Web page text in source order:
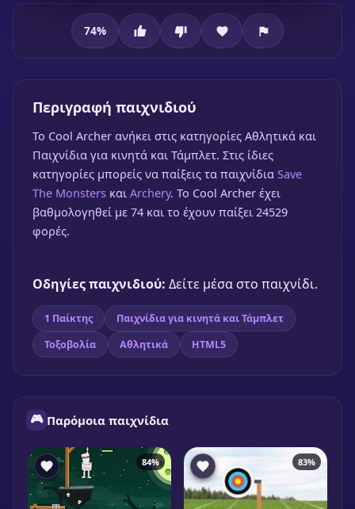
★74%🎮 1 Παίκτης
Παίξε δωρεάν
74%
Περιγραφή παιχνιδιού
To Cool Archer ανήκει στις κατηγορίες Αθλητικά και
Παιχνίδια για κινητά και Τάμπλετ. Στις ίδιες
κατηγορίες μπορείς να παίξεις τα παιχνίδια Save
The Monsters και Archery. Το Cool Archer έχει
βαθμολογηθεί με 74 και το έχουν παίξει 24529
φορές.
Οδηγίες παιχνιδιού: Δείτε μέσα στο παιχνίδι.
1 Παίκτης
Παιχνίδια για κινητά και Τάμπλετ
Τοξοβολία
Αθλητικά HTML5
🎮 Παρόμοια παιχνίδια
84% 83%